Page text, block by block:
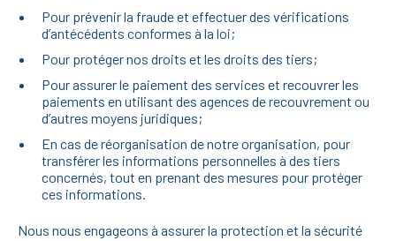
Pour prévenir la fraude et effectuer des vérifications
d’antécédents conformes à la loi;
Pour protéger nos droits et les droits des tiers;
Pour assurer le paiement des services et recouvrer les
paiements en utilisant des agences de recouvrement ou
d’autres moyens juridiques;
En cas de réorganisation de notre organisation, pour
transférer les informations personnelles à des tiers
concernés, tout en prenant des mesures pour protéger
ces informations.
Nous nous engageons à assurer la protection et la sécurité